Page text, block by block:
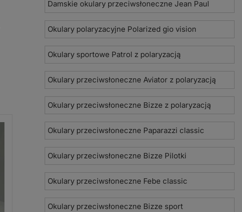
Damskie okulary przeciwsłoneczne Jean Paul
Okulary polaryzacyjne Polarized gio vision
Okulary sportowe Patrol z polaryzacją
Okulary przeciwsłoneczne Aviator z polaryzacją
Okulary przeciwsłoneczne Bizze z polaryzacją
Okulary przeciwsłoneczne Paparazzi classic
Okulary przeciwsłoneczne Bizze Pilotki
Okulary przeciwsłoneczne Febe classic
Okulary przeciwsłoneczne Bizze sport